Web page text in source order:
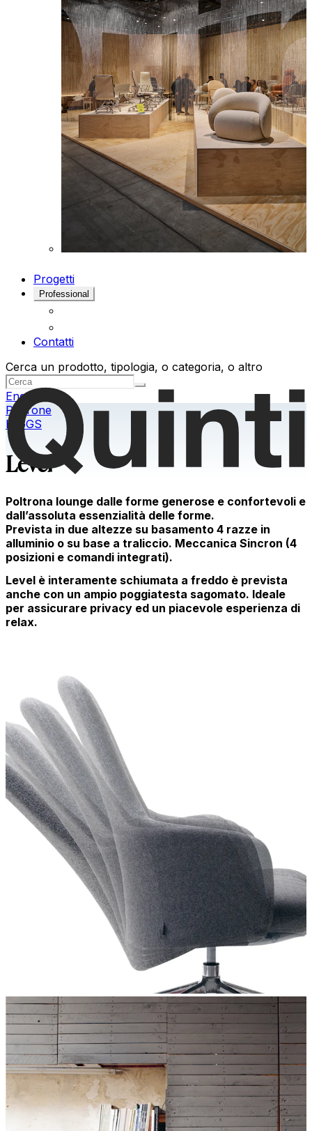
Progetti
Professional
Contatti
Cerca un prodotto, tipologia, o categoria, o altro
Eng
Poltrone
E-GGS
Level
Poltrona lounge dalle forme generose e confortevoli e
dall’assoluta essenzialità delle forme.
Prevista in due altezze su basamento 4 razze in
alluminio o su base a traliccio. Meccanica Sincron (4
posizioni e comandi integrati).
Level è interamente schiumata a freddo è prevista
anche con un ampio poggiatesta sagomato. Ideale
per assicurare privacy ed un piacevole esperienza di
relax.